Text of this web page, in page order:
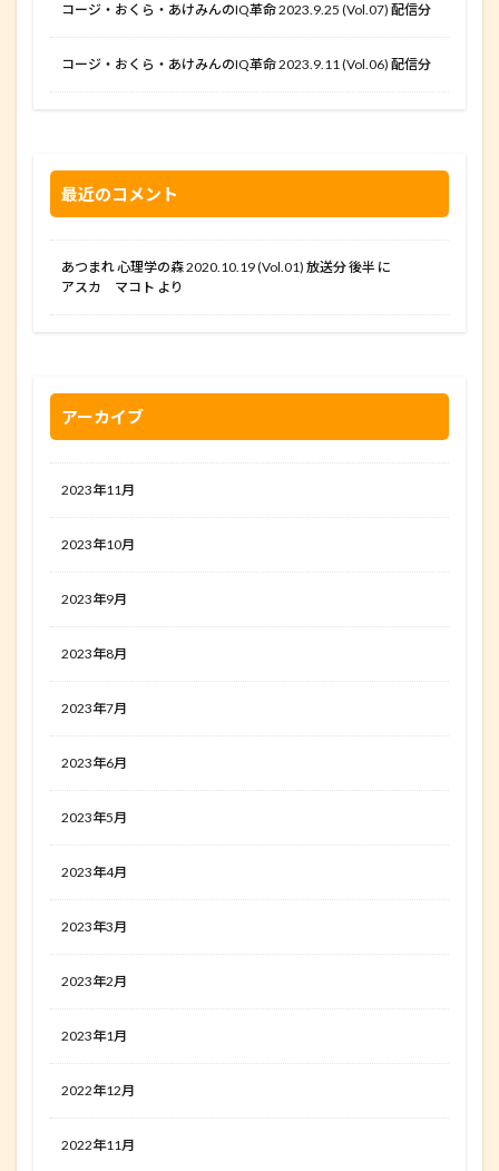
コージ・おくら・あけみんのIQ革命 2023.9.25 (Vol.07) 配信分
コージ・おくら・あけみんのIQ革命 2023.9.11 (Vol.06) 配信分
最近のコメント
あつまれ 心理学の森 2020.10.19 (Vol.01) 放送分 後半 に
アスカ マコト より
アーカイブ
2023年11月
2023年10月
2023年9月
2023年8月
2023年7月
2023年6月
2023年5月
2023年4月
2023年3月
2023年2月
2023年1月
2022年12月
2022年11月